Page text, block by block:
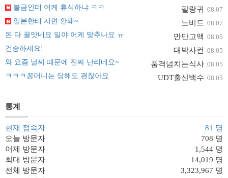
팔랑귀 08.07
불금인데 어케 휴식하냐 ㅋㅋ
노비드 08.07
일본한태 지면 안돼~
만만고액 08.05
돈 다 꼴앗네요 일야 어케 맞추나요 ㅠ
대박사컨 08.05
건승하세요!
품격넘치는식사 08.05
와 요즘 날씨 때문에 진짜 난리네요~
UDT출신백수 08.05
ㅋㅋㅋ꽁머니는 당해도 괜찮아요
통계
현재 접속자
81 명
오늘 방문자
708 명
어제 방문자
1,544 명
최대 방문자
14,019 명
전체 방문자
3,323,967 명